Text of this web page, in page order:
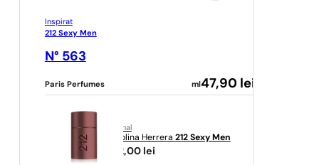
Inspirat
212 Sexy Men
N° 563
Paris Perfumes ml47,90 lei
original
Carolina Herrera 212 Sexy Men
482,00 lei